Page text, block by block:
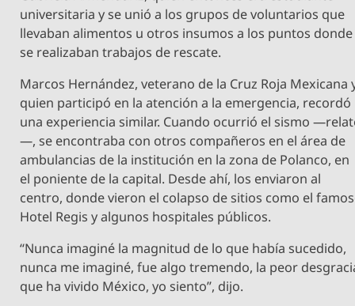
universitaria y se unió a los grupos de voluntarios que
llevaban alimentos u otros insumos a los puntos donde
se realizaban trabajos de rescate.
Marcos Hernández, veterano de la Cruz Roja Mexicana
quien participó en la atención a la emergencia, recordó
una experiencia similar. Cuando ocurrió el sismo
—, se encontraba con otros compañeros en el área de
ambulancias de la institución en la zona de Polanco, en
el poniente de la capital. Desde ahí, los enviaron al
centro, donde vieron el colapso de sitios como el
Hotel Regis y algunos hospitales públicos.
“Nunca imaginé la magnitud de lo que había sucedido,
nunca me imaginé, fue algo tremendo, la peor
que ha vivido México, yo siento”, dijo.